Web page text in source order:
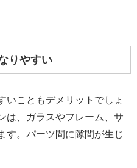
りやすい
いこともデメリットでしょ
は、ガラスやフレーム、サ
す。パーツ間に隙間が生じ